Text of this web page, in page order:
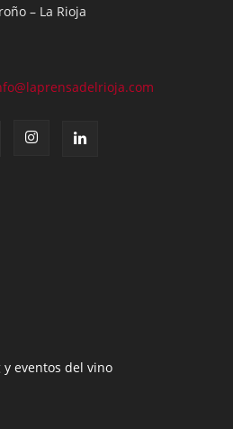
– La Rioja
eventos del vino